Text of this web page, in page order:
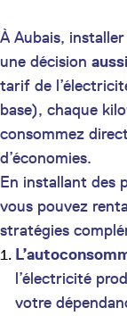
À Aubais,
une décision
tarif de
base), chaque
consommez
d’économies.
En installant des
vous pouvez
stratégies
l’électricité
votre